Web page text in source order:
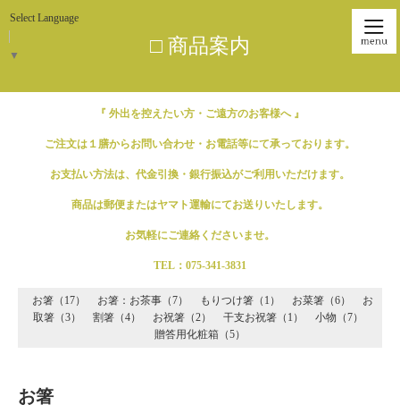
Select Language
▼ □ 商品案内
『 外出を控えたい方・ご遠方のお客様へ 』
ご注文は１膳からお問い合わせ・お電話等にて承っております。
お支払い方法は、代金引換・銀行振込がご利用いただけます。
商品は郵便またはヤマト運輸にてお送りいたします。
お気軽にご連絡くださいませ。
TEL：075-341-3831
お箸（17） お箸：お茶事（7） もりつけ箸（1） お菜箸（6）
お
取箸（3）
割箸（4） お祝箸（2） 干支お祝箸（1）
小物（7）
贈答用化粧箱（5）
お箸